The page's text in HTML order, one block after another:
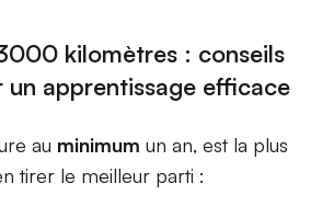
kilomètres : conseils
un apprentissage efficace
au minimum un an, est la plus
tirer le meilleur parti :